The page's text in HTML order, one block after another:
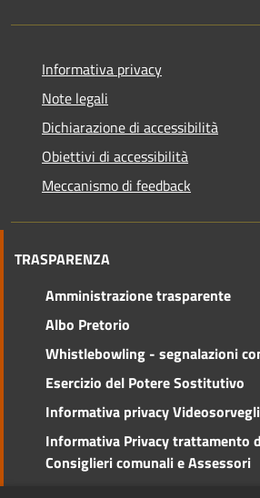
Informativa privacy
Note legali
Dichiarazione di accessibilità
Obiettivi di accessibilità
Meccanismo di feedback
TRASPARENZA
Amministrazione trasparente
Albo Pretorio
Whistlebowling - segnalazioni
Esercizio del Potere Sostitutivo
Informativa privacy
Informativa Privacy trattamento
Consiglieri comunali e Assessori